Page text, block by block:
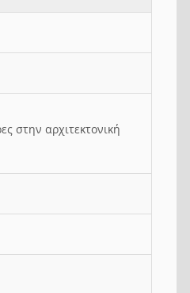
στην αρχιτεκτονική